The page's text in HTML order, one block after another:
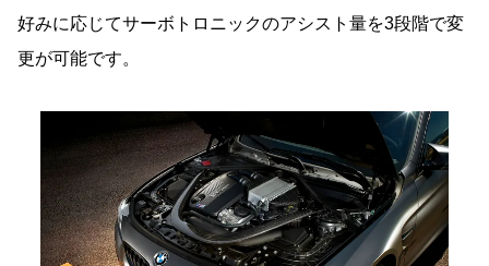
好みに応じてサーボトロニックのアシスト量を3段階で変
更が可能です。